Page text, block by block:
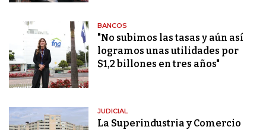
BANCOS
"No subimos las tasas y aún así
logramos unas utilidades por
$1,2 billones en tres años"
JUDICIAL
La Superindustria y Comercio